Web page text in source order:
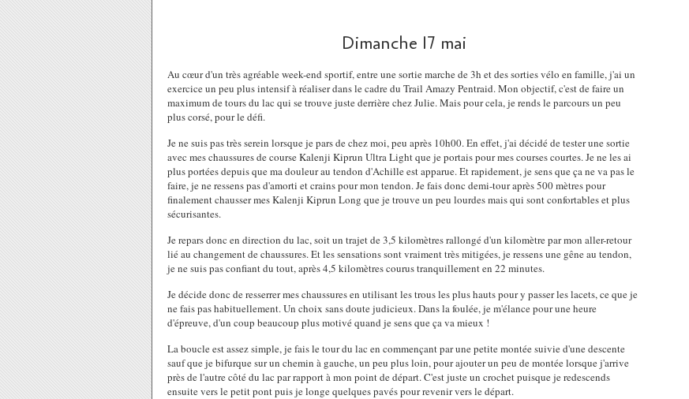
Dimanche 17 mai
Au cœur d'un très agréable week-end sportif, entre une sortie marche de 3h et des sorties vélo en famille, j'ai un
exercice un peu plus intensif à réaliser dans le cadre du Trail Amazy Pentraid. Mon objectif, c'est de faire un
maximum de tours du lac qui se trouve juste derrière chez Julie. Mais pour cela, je rends le parcours un peu
plus corsé, pour le défi.
Je ne suis pas très serein lorsque je pars de chez moi, peu après 10h00. En effet, j'ai décidé de tester une sortie
avec mes chaussures de course Kalenji Kiprun Ultra Light que je portais pour mes courses courtes. Je ne les ai
plus portées depuis que ma douleur au tendon d'Achille est apparue. Et rapidement, je sens que ça ne va pas le
faire, je ne ressens pas d'amorti et crains pour mon tendon. Je fais donc demi-tour après 500 mètres pour
finalement chausser mes Kalenji Kiprun Long que je trouve un peu lourdes mais qui sont confortables et plus
sécurisantes.
Je repars donc en direction du lac, soit un trajet de 3,5 kilomètres rallongé d'un kilomètre par mon aller-retour
lié au changement de chaussures. Et les sensations sont vraiment très mitigées, je ressens une gêne au tendon,
je ne suis pas confiant du tout, après 4,5 kilomètres courus tranquillement en 22 minutes.
Je décide donc de resserrer mes chaussures en utilisant les trous les plus hauts pour y passer les lacets, ce que je
ne fais pas habituellement. Un choix sans doute judicieux. Dans la foulée, je m'élance pour une heure
d'épreuve, d'un coup beaucoup plus motivé quand je sens que ça va mieux !
La boucle est assez simple, je fais le tour du lac en commençant par une petite montée suivie d'une descente
sauf que je bifurque sur un chemin à gauche, un peu plus loin, pour ajouter un peu de montée lorsque j'arrive
près de l'autre côté du lac par rapport à mon point de départ. C'est juste un crochet puisque je redescends
ensuite vers le petit pont puis je longe quelques pavés pour revenir vers le départ.